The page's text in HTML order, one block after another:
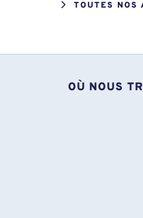
TOUTES NOS
OÙ NOUS